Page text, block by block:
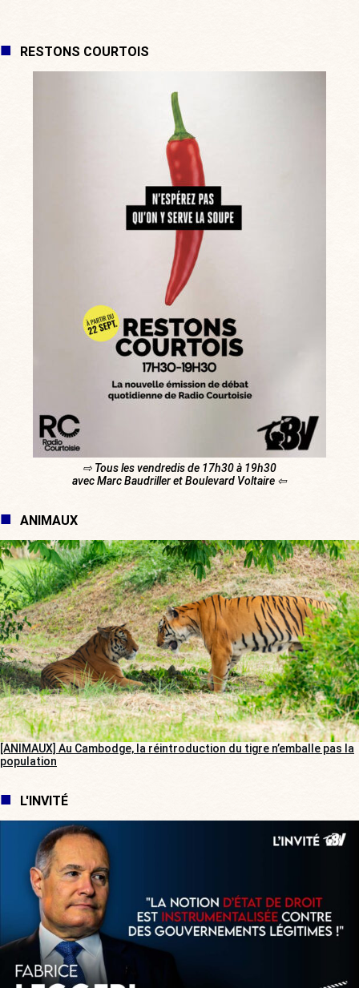
RESTONS COURTOIS
⇨ Tous les vendredis de 17h30 à 19h30
avec Marc Baudriller et Boulevard Voltaire ⇦
ANIMAUX
[ANIMAUX] Au Cambodge, la réintroduction du tigre n’emballe pas la
population
L'INVITÉ